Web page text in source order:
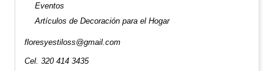
Eventos
Artículos de Decoración para el Hogar
floresyestiloss@gmail.com
Cel. 320 414 3435